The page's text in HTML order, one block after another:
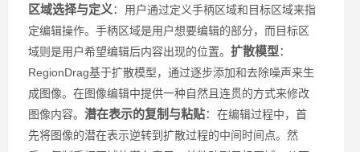
区域选择与定义： 用户通过定义手柄区域和目标区域来指
定编辑操作。手柄区域是用户想要编辑的部分，而目标区
域则是用户希望编辑后内容出现的位置。 扩散模型：
RegionDrag基于扩散模型，通过逐步添加和去除噪声来生
成图像。在图像编辑中提供一种自然且连贯的方式来修改
图像内容。 潜在表示的复制与粘贴： 在编辑过程中，首
先将图像的潜在表示逆转到扩散过程的中间时间点。然